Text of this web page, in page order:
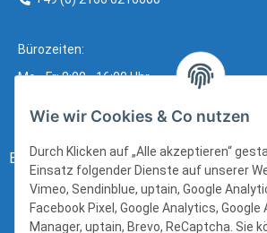
Bürozeiten:
Mo - Fr: 8:00 - 16:00 Uhr
Bezahlung:
Wie wir Cookies & Co nutzen
Durch Klicken auf „Alle akzeptieren“
Einsatz folgender Dienste auf unserer
Vimeo, Sendinblue, uptain, Google
Facebook Pixel, Google Analytics, Google
Manager, uptain, Brevo, ReCaptcha. Sie